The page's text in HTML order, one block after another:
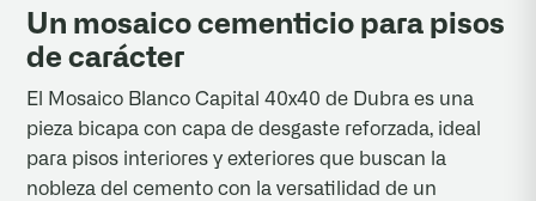
Un mosaico cementicio para pisos
de carácter
El Mosaico Blanco Capital 40x40 de Dubra es una
pieza bicapa con capa de desgaste reforzada, ideal
para pisos interiores y exteriores que buscan la
nobleza del cemento con la versatilidad de un